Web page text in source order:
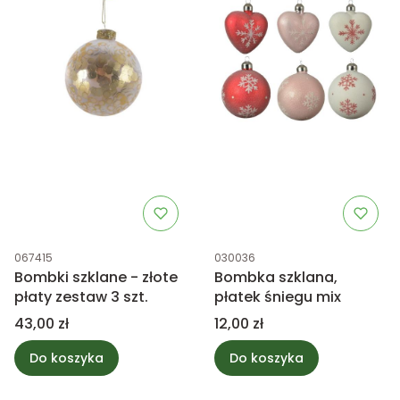
Kod produktu
067415
Bombki szklane - złote
płaty zestaw 3 szt.
Cena
43,00 zł
Do koszyka
Kod produktu
030036
Bombka szklana,
płatek śniegu mix
Cena
12,00 zł
Do koszyka